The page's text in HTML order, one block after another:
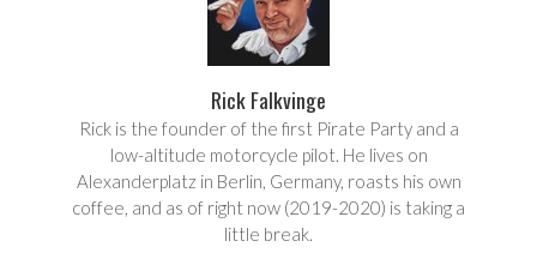
Rick Falkvinge
Rick is the founder of the first Pirate Party and a
low-altitude motorcycle pilot. He lives on
Alexanderplatz in Berlin, Germany, roasts his own
coffee, and as of right now (2019-2020) is taking a
little break.